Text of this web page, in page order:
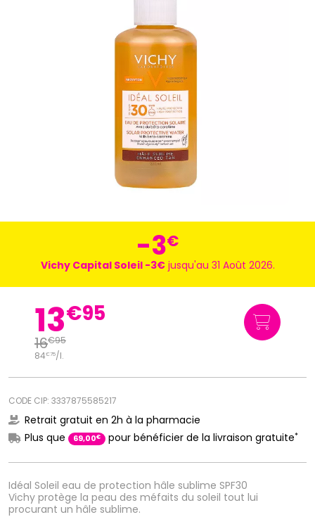
Idéal Soleil eau de protection hâle sublime SPF30
Vichy protège la peau des méfaits du soleil tout lui
procurant un hâle sublime.
-3€
Vichy Capital Soleil -3€jusqu'au 31 Août 2026.
13€95
16€95
84€75/l.
CODE CIP: 3337875585217
Retrait gratuit en 2h à la pharmacie
Plus que
69,00€ pour bénéficier de la livraison gratuite*